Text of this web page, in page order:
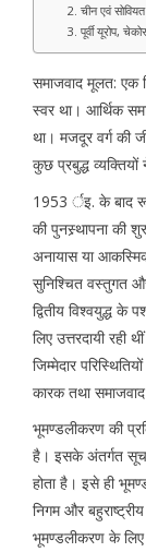
2. चीन एवं
3. पूर्वी यूरोप,
समाजवाद मूलत: एक
स्वर था। आर्थिक
था। मजदूर वर्ग की
कुछ प्रबुद्ध
1953 र्इ. के बाद
की पुनस्र्थापना
अनायास या
सुनिश्चित वस्तुगत
द्वितीय विश्वयुद्ध के
लिए उत्तरदायी
जिम्मेदार
कारक तथा
भूमण्डलीकरण की
है। इसके अंतर्गत
होता है। इसे ही
निगम और
भूमण्डलीकरण के